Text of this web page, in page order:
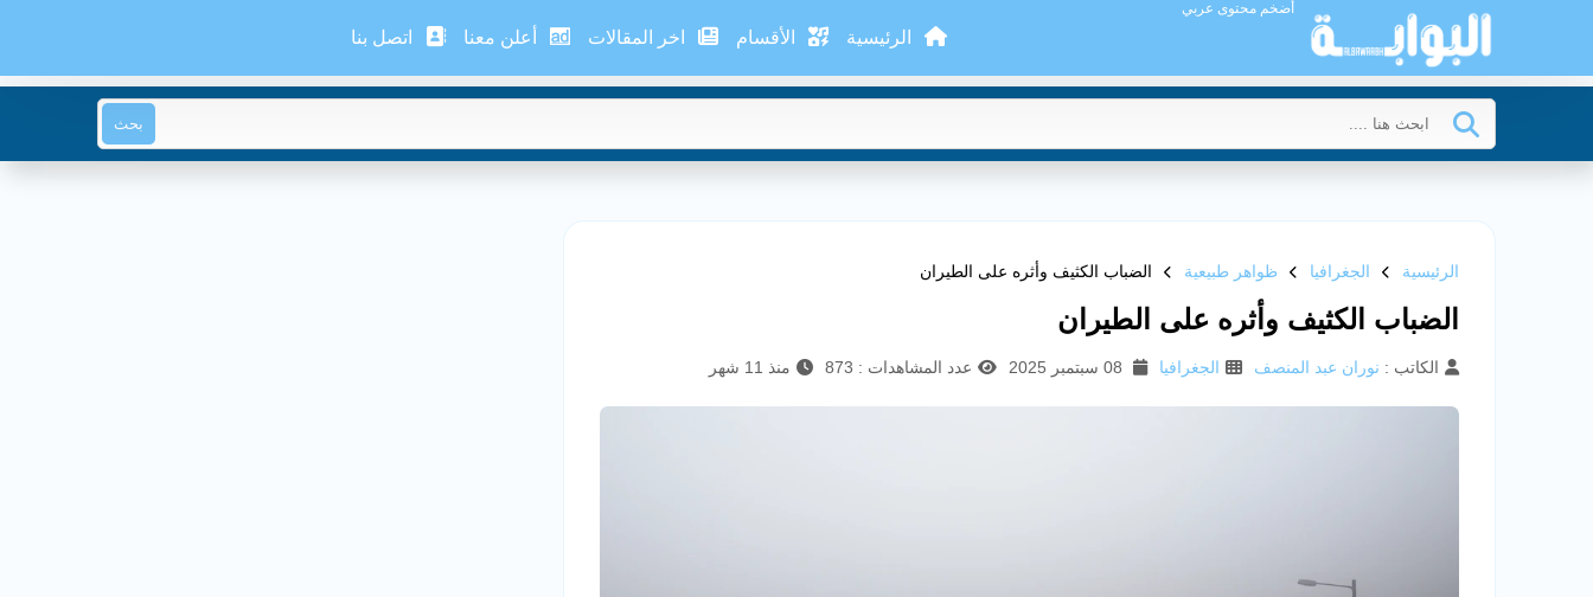
أضخم محتوى عربي
الرئيسية الأقسام اخر المقالات أعلن معنا اتصل بنا
بحث
الرئيسية الجغرافيا ظواهر طبيعية الضباب الكثيف وأثره على الطيران
الضباب الكثيف وأثره على الطيران
الكاتب : نوران عبد المنصف الجغرافيا عدد المشاهدات : 873 منذ 11 شهر